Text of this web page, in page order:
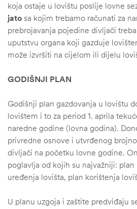
koja ostaje u lovištu poslije lovne
jato sa kojim trebamo računati za
prebrojavanja pojedine divljači
uputstvu organa koji gazduje
može izvršiti na cijelom ili dijelu
GODIŠNJI PLAN
Godišnji plan gazdovanja u lovištu
lovištem i to za period 1. aprila
naredne godine (lovna godina).
privredne osnove i utvrđenog
divljači na početku lovne godine.
poglavlja od kojih su najvažniji: plan
uređenja lovišta, plan korištenja
U planu uzgoja i zaštite predviđaju